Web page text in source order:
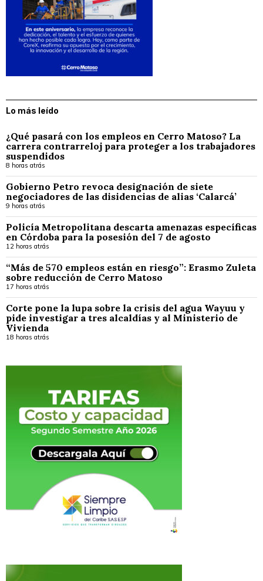
Lo más leído
¿Qué pasará con los empleos en Cerro Matoso? La
carrera contrarreloj para proteger a los trabajadores
suspendidos
8 horas atrás
Gobierno Petro revoca designación de siete
negociadores de las disidencias de alias ‘Calarcá’
9 horas atrás
Policía Metropolitana descarta amenazas específicas
en Córdoba para la posesión del 7 de agosto
12 horas atrás
“Más de 570 empleos están en riesgo”: Erasmo Zuleta
sobre reducción de Cerro Matoso
17 horas atrás
Corte pone la lupa sobre la crisis del agua Wayuu y
pide investigar a tres alcaldías y al Ministerio de
Vivienda
18 horas atrás